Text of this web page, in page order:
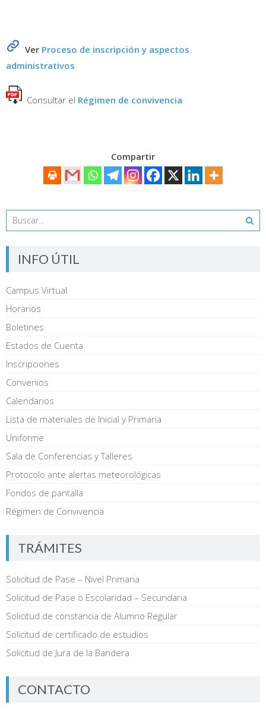
Ver Proceso de inscripción y aspectos
administrativos
Consultar el Régimen de convivencia
Compartir
INFO ÚTIL
Campus Virtual
Horarios
Boletines
Estados de Cuenta
Inscripciones
Convenios
Calendarios
Lista de materiales de Inicial y Primaria
Uniforme
Sala de Conferencias y Talleres
Protocolo ante alertas meteorológicas
Fondos de pantalla
Régimen de Convivencia
TRÁMITES
Solicitud de Pase – Nivel Primaria
Solicitud de Pase o Escolaridad – Secundaria
Solicitud de constancia de Alumno Regular
Solicitud de certificado de estudios
Solicitud de Jura de la Bandera
CONTACTO